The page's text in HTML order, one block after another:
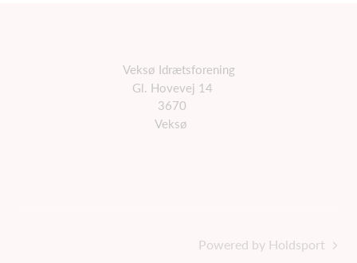
Veksø Idrætsforening
Gl. Hovevej 14
3670
Veksø
Powered by Holdsport